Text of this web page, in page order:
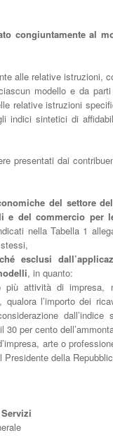
congiuntamente al
alle relative istruzioni,
modello e da
relative istruzioni
indici sintetici di
presentati dai
del settore
e del commercio
nella Tabella 1
esclusi
, in quanto:
più attività di impresa,
qualora l’importo dei
30 per cento
arte o
Presidente della